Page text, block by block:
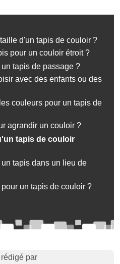
d'un tapis de couloir ?
pour un couloir étroit ?
tapis de passage ?
avec des enfants ou des
couleurs pour un tapis de
agrandir un couloir ?
tapis de couloir
tapis dans un lieu de
un tapis de couloir ?
par